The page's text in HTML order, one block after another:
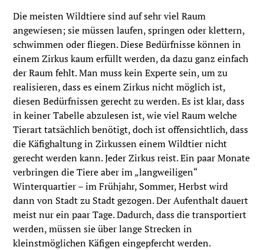
Die meisten Wildtiere sind auf sehr viel Raum
angewiesen; sie müssen laufen, springen oder klettern,
schwimmen oder fliegen. Diese Bedürfnisse können in
einem Zirkus kaum erfüllt werden, da dazu ganz einfach
der Raum fehlt. Man muss kein Experte sein, um zu
realisieren, dass es einem Zirkus nicht möglich ist,
diesen Bedürfnissen gerecht zu werden. Es ist klar, dass
in keiner Tabelle abzulesen ist, wie viel Raum welche
Tierart tatsächlich benötigt, doch ist offensichtlich, dass
die Käfighaltung in Zirkussen einem Wildtier nicht
gerecht werden kann. Jeder Zirkus reist. Ein paar Monate
verbringen die Tiere aber im „langweiligen“
Winterquartier – im Frühjahr, Sommer, Herbst wird
dann von Stadt zu Stadt gezogen. Der Aufenthalt dauert
meist nur ein paar Tage. Dadurch, dass die transportiert
werden, müssen sie über lange Strecken in
kleinstmöglichen Käfigen eingepfercht werden.